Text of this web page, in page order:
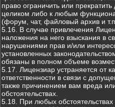
право ограничить или
целиком либо к любым
(форум, чат, файловый архив и
5.16. В случае привлечения
наложения на него взыскания в
нарушениями прав и/или
установленных
обязаны в полном объеме
5.17. Лицензиар устраняется от
ответственности в связи с
также причинением вам вреда
обстоятельствах.
5.18. При любых обстоятельствах